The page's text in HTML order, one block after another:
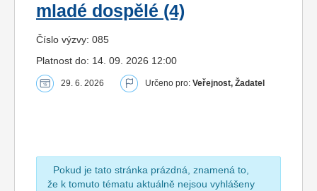
mladé dospělé (4)
Číslo výzvy: 085
Platnost do: 14. 09. 2026 12:00
29. 6. 2026 Určeno pro: Veřejnost, Žadatel
Pokud je tato stránka prázdná, znamená to,
že k tomuto tématu aktuálně nejsou vyhlášeny